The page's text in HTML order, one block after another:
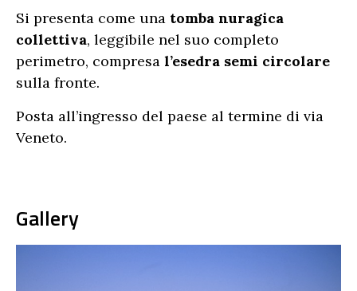
Si presenta come una tomba nuragica
collettiva, leggibile nel suo completo
perimetro, compresa l’esedra semi circolare
sulla fronte.
Posta all’ingresso del paese al termine di via
Veneto.
Gallery